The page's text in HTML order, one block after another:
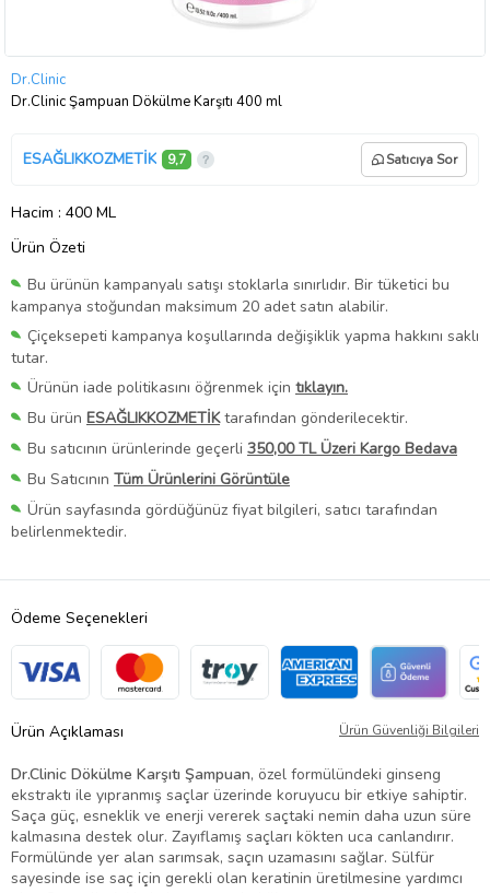
Dr.Clinic
Dr.Clinic Şampuan Dökülme Karşıtı 400 ml
ESAĞLIKKOZMETİK 9,7 Satıcıya Sor
Hacim : 400 ML
Ürün Özeti
Bu ürünün kampanyalı satışı stoklarla sınırlıdır. Bir tüketici bu
kampanya stoğundan maksimum 20 adet satın alabilir.
Çiçeksepeti kampanya koşullarında değişiklik yapma hakkını saklı
tutar.
Ürünün iade politikasını öğrenmek için tıklayın.
Bu ürün ESAĞLIKKOZMETİKtarafından gönderilecektir.
Bu satıcının ürünlerinde geçerli 350,00 TL Üzeri Kargo Bedava
Bu Satıcının Tüm Ürünlerini Görüntüle
Ürün sayfasında gördüğünüz fiyat bilgileri, satıcı tarafından
belirlenmektedir.
Ödeme Seçenekleri
Ürün Açıklaması Ürün Güvenliği Bilgileri
Dr.Clinic Dökülme Karşıtı Şampuan, özel formülündeki ginseng
ekstraktı ile yıpranmış saçlar üzerinde koruyucu bir etkiye sahiptir.
Saça güç, esneklik ve enerji vererek saçtaki nemin daha uzun süre
kalmasına destek olur. Zayıflamış saçları kökten uca canlandırır.
Formülünde yer alan sarımsak, saçın uzamasını sağlar. Sülfür
sayesinde ise saç için gerekli olan keratinin üretilmesine yardımcı